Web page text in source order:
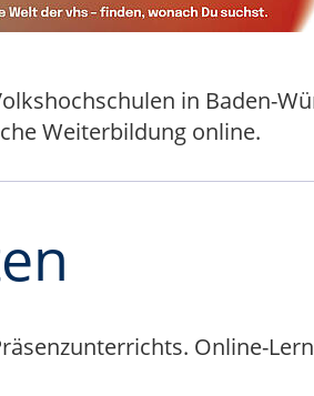
in Baden-
Weiterbildung online.
Online-